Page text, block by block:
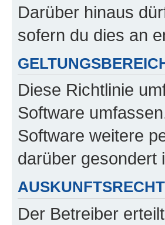
Darüber hinaus
sofern du dies an
Diese Richtlinie
Software
Software weitere
darüber gesondert
AUSKUNFTSRECHT
Der Betreiber